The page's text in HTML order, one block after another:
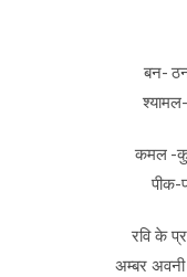
बन-
कमल -
पीक-
रवि के
अम्बर अवनी